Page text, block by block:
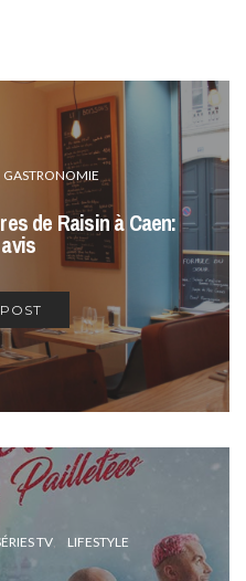
GASTRONOMIE
de Raisin à Caen:
TV LIFESTYLE